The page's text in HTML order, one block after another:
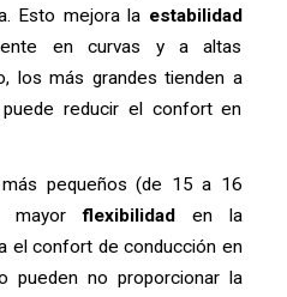
Esto mejora la estabilidad
en curvas y a altas
los más grandes tienden a
reducir el confort en
pequeños (de 15 a 16
mayorflexibilidad en la
el confort de conducción en
pueden no proporcionar la